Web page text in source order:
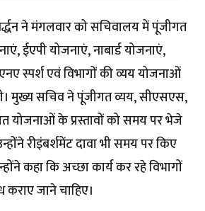
ने मंगलवार को सचिवालय में पूंजीगत
ईएपी योजनाएं, नाबार्ड योजनाएं,
स्पर्श एवं विभागों की व्यय योजनाओं
मुख्य सचिव ने पूंजीगत व्यय, सीएसएस,
योजनाओं के प्रस्तावों को समय पर भेजे
रीइंबर्शमेंट दावा भी समय पर किए
कहा कि अच्छा कार्य कर रहे विभागों
जाने चाहिए।